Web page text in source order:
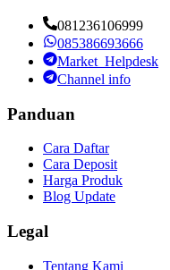
081236106999
085386693666
Market_Helpdesk
Channel info
Panduan
Cara Daftar
Cara Deposit
Harga Produk
Blog Update
Legal
Tentang Kami